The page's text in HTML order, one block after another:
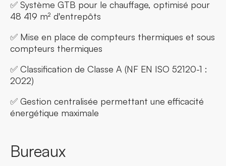
✅ Système GTB pour le chauffage, optimisé pour
48 419 m² d'entrepôts
✅ Mise en place de compteurs thermiques et sous
compteurs thermiques
✅ Classification de Classe A (NF EN ISO 52120-1 :
2022)
✅ Gestion centralisée permettant une efficacité
énergétique maximale
Bureaux